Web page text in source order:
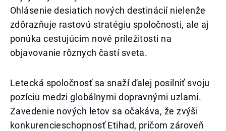
Ohlásenie desiatich nových destinácií nielenže
zdôrazňuje rastovú stratégiu spoločnosti, ale aj
ponúka cestujúcim nové príležitosti na
objavovanie rôznych častí sveta.
Letecká spoločnosť sa snaží ďalej posilniť svoju
pozíciu medzi globálnymi dopravnými uzlami.
Zavedenie nových letov sa očakáva, že zvýši
konkurencieschopnosť Etihad, pričom zároveň